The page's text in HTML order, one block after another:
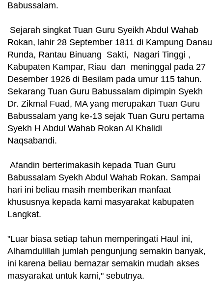
Babussalam.
Sejarah singkat Tuan Guru Syeikh Abdul Wahab
Rokan, lahir 28 September 1811 di Kampung Danau
Runda, Rantau Binuang Sakti, Nagari Tinggi ,
Kabupaten Kampar, Riau dan meninggal pada 27
Desember 1926 di Besilam pada umur 115 tahun.
Sekarang Tuan Guru Babussalam dipimpin Syekh
Dr. Zikmal Fuad, MA yang merupakan Tuan Guru
Babussalam yang ke-13 sejak Tuan Guru pertama
Syekh H Abdul Wahab Rokan Al Khalidi
Naqsabandi.
Afandin berterimakasih kepada Tuan Guru
Babussalam Syekh Abdul Wahab Rokan. Sampai
hari ini beliau masih memberikan manfaat
khususnya kepada kami masyarakat kabupaten
Langkat.
"Luar biasa setiap tahun memperingati Haul ini,
Alhamdulillah jumlah pengunjung semakin banyak,
ini karena beliau bernazar semakin mudah akses
masyarakat untuk kami," sebutnya.